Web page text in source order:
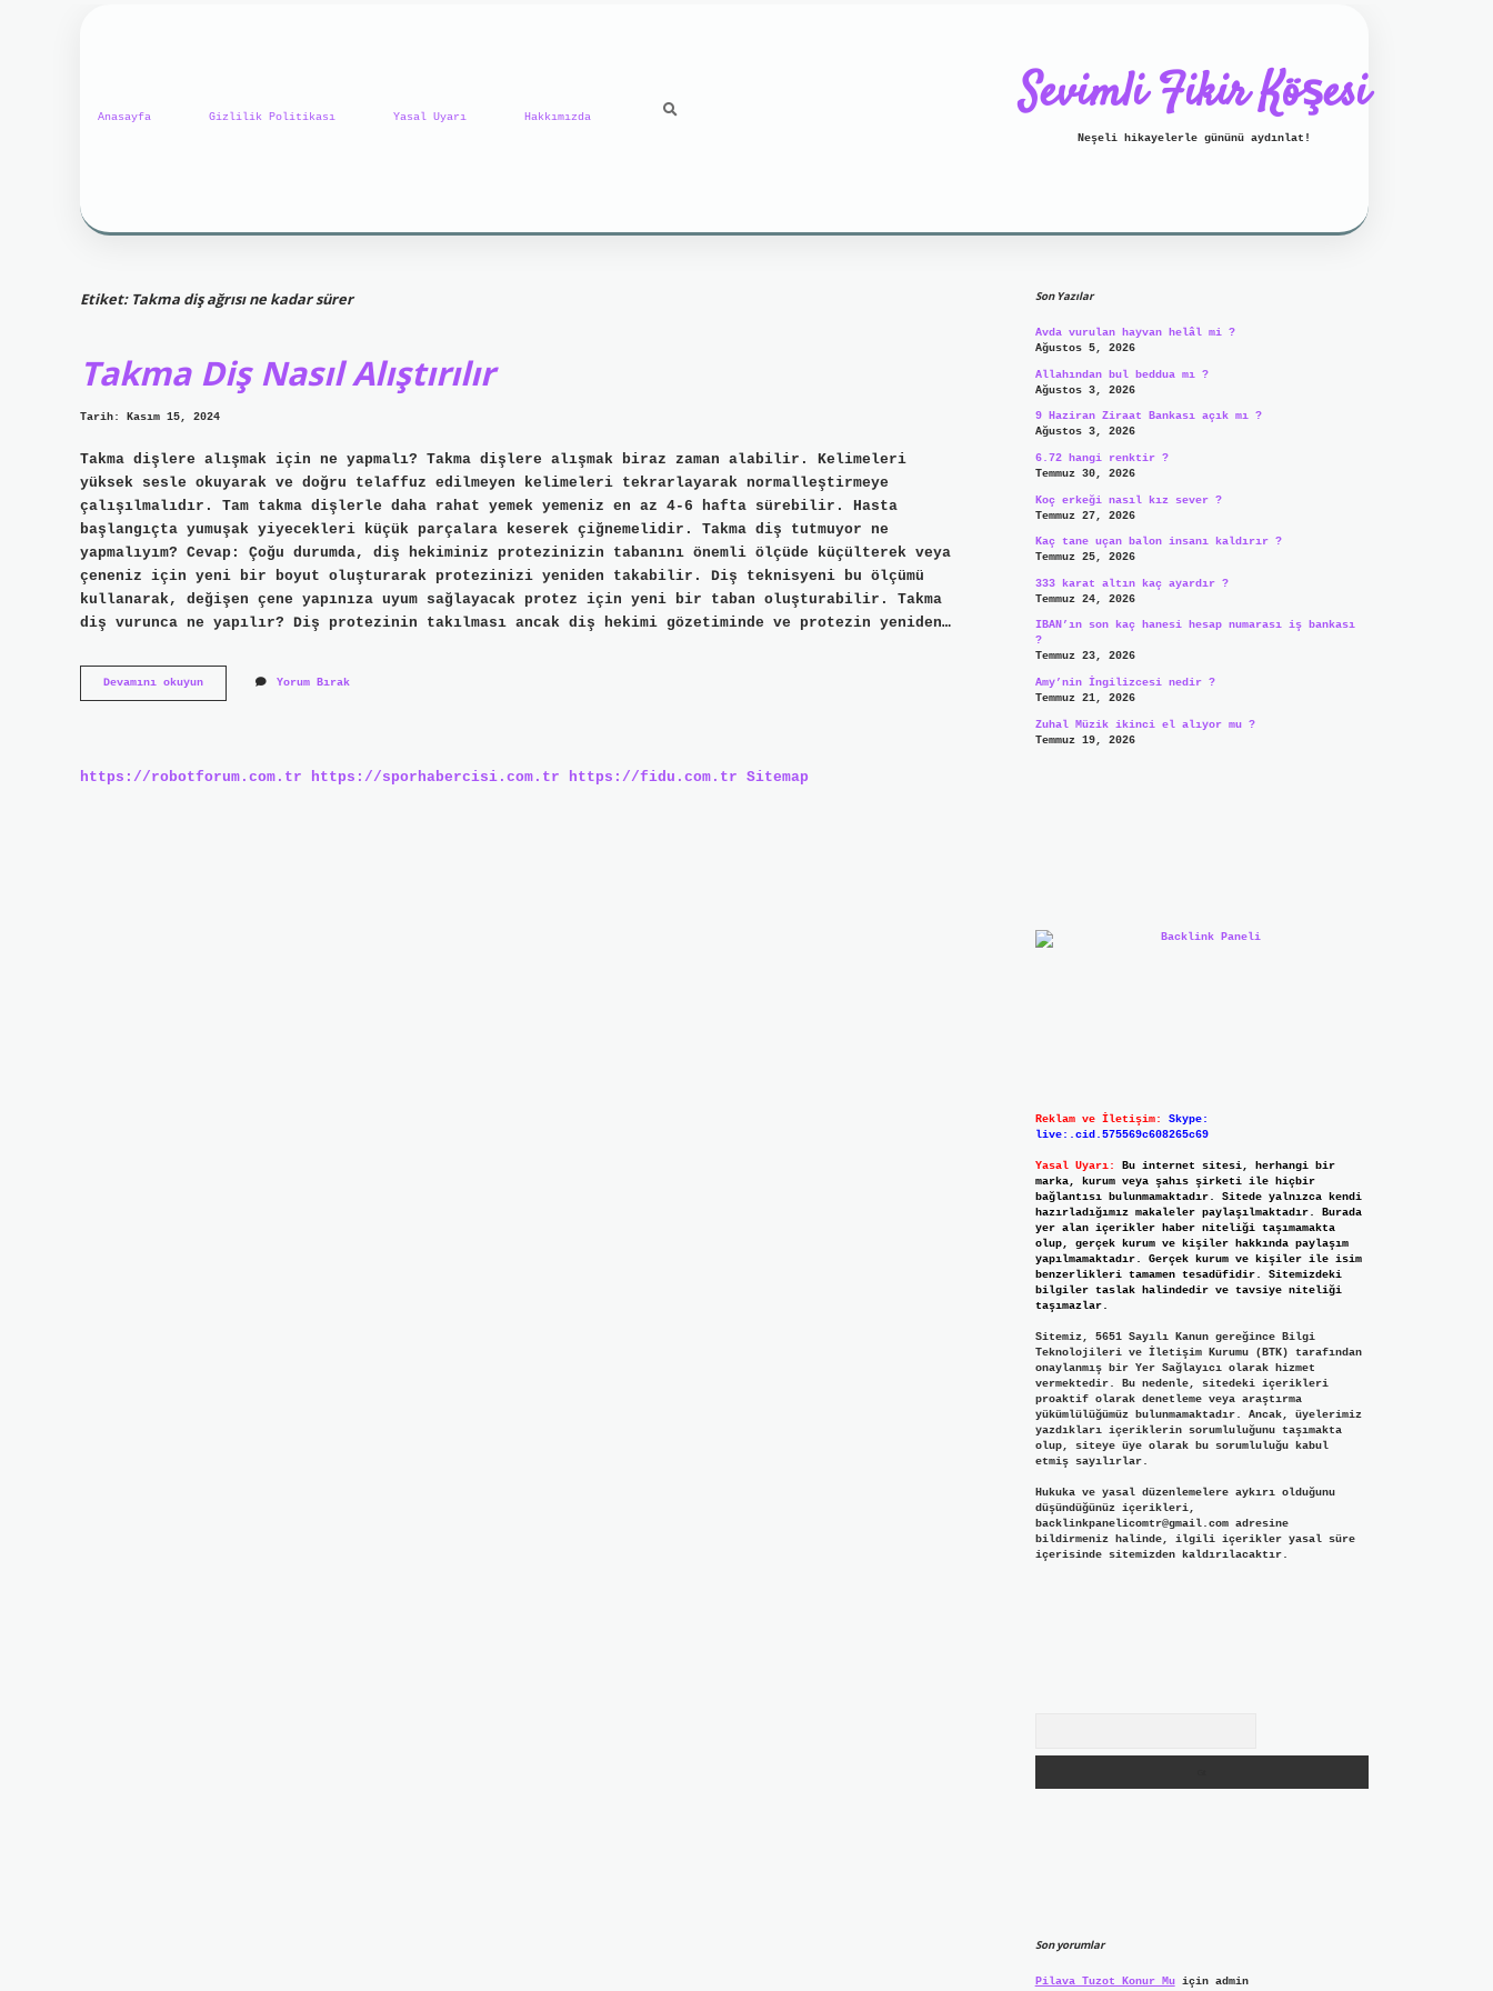
Anasayfa Gizlilik Politikası Yasal Uyarı Hakkımızda Sevimli Fikir Köşesi
Neşeli hikayelerle gününü aydınlat!
Etiket: Takma diş ağrısı ne kadar sürer
Takma Diş Nasıl Alıştırılır
Tarih: Kasım 15, 2024
Takma dişlere alışmak için ne yapmalı? Takma dişlere alışmak biraz zaman alabilir. Kelimeleri
yüksek sesle okuyarak ve doğru telaffuz edilmeyen kelimeleri tekrarlayarak normalleştirmeye
çalışılmalıdır. Tam takma dişlerle daha rahat yemek yemeniz en az 4-6 hafta sürebilir. Hasta
başlangıçta yumuşak yiyecekleri küçük parçalara keserek çiğnemelidir. Takma diş tutmuyor ne
yapmalıyım? Cevap: Çoğu durumda, diş hekiminiz protezinizin tabanını önemli ölçüde küçülterek veya
çeneniz için yeni bir boyut oluşturarak protezinizi yeniden takabilir. Diş teknisyeni bu ölçümü
kullanarak, değişen çene yapınıza uyum sağlayacak protez için yeni bir taban oluşturabilir. Takma
diş vurunca ne yapılır? Diş protezinin takılması ancak diş hekimi gözetiminde ve protezin yeniden…
Devamını okuyunTakma
Diş
Yorum Bırak
https://robotforum.com.tr https://sporhabercisi.com.tr https://fidu.com.tr Sitemap
Son Yazılar
Avda vurulan hayvan helâl mi ?
Ağustos 5, 2026
Allahından bul beddua mı ?
Ağustos 3, 2026
9 Haziran Ziraat Bankası açık mı ?
Ağustos 3, 2026
6.72 hangi renktir ?
Temmuz 30, 2026
Koç erkeği nasıl kız sever ?
Temmuz 27, 2026
Kaç tane uçan balon insanı kaldırır ?
Temmuz 25, 2026
333 karat altın kaç ayardır ?
Temmuz 24, 2026
IBAN’ın son kaç hanesi hesap numarası iş bankası
?
Temmuz 23, 2026
Amy’nin İngilizcesi nedir ?
Temmuz 21, 2026
Zuhal Müzik ikinci el alıyor mu ?
Temmuz 19, 2026
Reklam ve İletişim:
Skype:
live:.cid.575569c608265c69
Yasal Uyarı:
Bu internet sitesi, herhangi bir
marka, kurum veya şahıs şirketi ile hiçbir
bağlantısı bulunmamaktadır. Sitede yalnızca kendi
hazırladığımız makaleler paylaşılmaktadır. Burada
yer alan içerikler haber niteliği taşımamakta
olup, gerçek kurum ve kişiler hakkında paylaşım
yapılmamaktadır. Gerçek kurum ve kişiler ile isim
benzerlikleri tamamen tesadüfidir. Sitemizdeki
bilgiler taslak halindedir ve tavsiye niteliği
taşımazlar.
Sitemiz, 5651 Sayılı Kanun gereğince Bilgi
Teknolojileri ve İletişim Kurumu (BTK) tarafından
onaylanmış bir Yer Sağlayıcı olarak hizmet
vermektedir. Bu nedenle, sitedeki içerikleri
proaktif olarak denetleme veya araştırma
yükümlülüğümüz bulunmamaktadır. Ancak, üyelerimiz
yazdıkları içeriklerin sorumluluğunu taşımakta
olup, siteye üye olarak bu sorumluluğu kabul
etmiş sayılırlar.
Hukuka ve yasal düzenlemelere aykırı olduğunu
düşündüğünüz içerikleri,
backlinkpanelicomtr@gmail.comadresine
bildirmeniz halinde, ilgili içerikler yasal süre
içerisinde sitemizden kaldırılacaktır.
Son yorumlar
Pilava Tuzot Konur Muiçin admin